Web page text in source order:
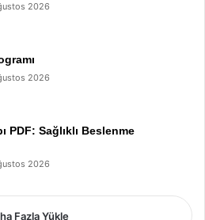
2026
2026
PDF: Sağlıklı Beslenme
2026
Fazla Yükle